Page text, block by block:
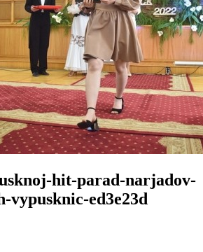
hit-parad-narjadov-
vypusknic-ed3e23d